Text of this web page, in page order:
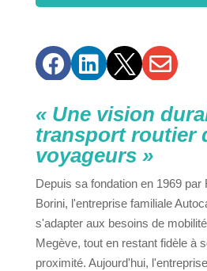
   
« Une vision
transport routier
voyageurs »
Depuis sa fondation en 1969 par
Borini, l'entreprise familiale
s'adapter aux besoins de
Megève, tout en restant fidèle à
proximité. Aujourd'hui,